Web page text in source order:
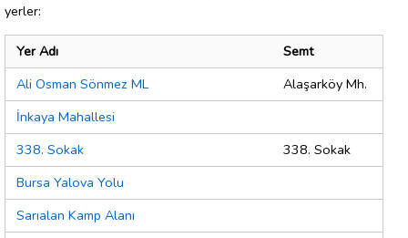
yerler:
Yer Adı
Semt
Ali Osman Sönmez ML
Alaşarköy Mh.
İnkaya Mahallesi
338. Sokak
338. Sokak
Bursa Yalova Yolu
Sarıalan Kamp Alanı